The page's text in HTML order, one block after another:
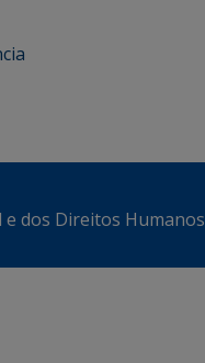
e dos Direitos Humanos